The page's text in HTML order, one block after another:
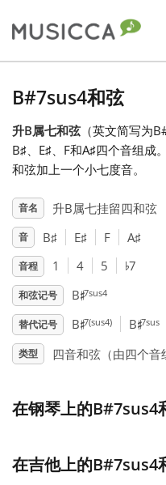
Български
Deutsch
English
B#7sus4和弦
升B属七和弦 （英文简写为
B♯、E♯、F和A♯四个音组成
和弦加上一个小七度音。
音名 升B属七挂留四和弦
音 B♯ E♯ F A♯
音程 1 4 5 ♭7
和弦记号 B♯7sus4
替代记号 B♯7(sus4) B♯7sus
类型 四音和弦（由四个音
在钢琴上的B#7sus4
在吉他上的B#7sus4